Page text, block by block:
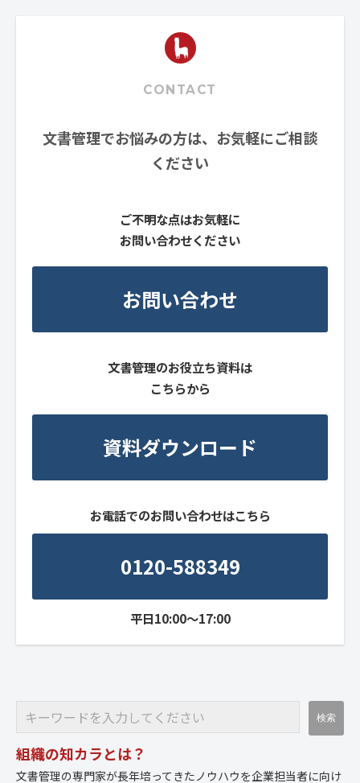
CONTACT
文書管理でお悩みの方は、お気軽にご相談
ください
ご不明な点はお気軽に
お問い合わせください
お問い合わせ
文書管理のお役立ち資料は
こちらから
資料ダウンロード
お電話でのお問い合わせはこちら
0120-588349
平日10:00～17:00
組織の知カラとは？
文書管理の専門家が長年培ってきたノウハウを企業担当者に向け